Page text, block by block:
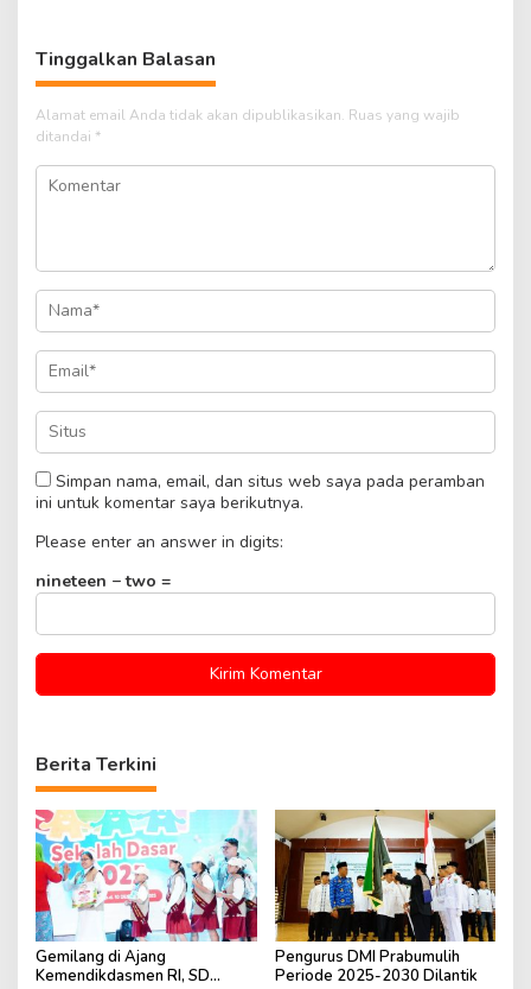
Tinggalkan Balasan
Alamat email Anda tidak akan dipublikasikan. Ruas yang wajib
ditandai *
Simpan nama, email, dan situs web saya pada peramban
ini untuk komentar saya berikutnya.
Please enter an answer in digits:
nineteen − two =
Berita Terkini
Gemilang di Ajang
Kemendikdasmen RI, SD
Pengurus DMI Prabumulih
Periode 2025-2030 Dilantik